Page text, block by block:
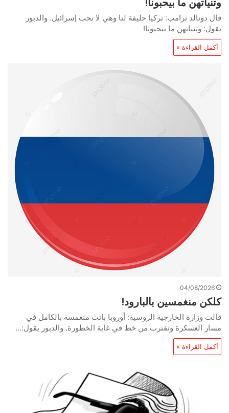
قال دونالد ترامب: تركيا حليفة لنا وهي لا تحب إسرائيل. والدبور
يقول: وتنياتهن ما بيحبونا!
أكمل القراءة »
04/08/2026
كلكن منغمسين بالبارود!
قالت وزارة الخارجية الروسية: أوروبا باتت منغمسة بالكامل في
مسار العسكرة وتقترب من خط في غاية الخطورة. والدبور يقول:…
أكمل القراءة »